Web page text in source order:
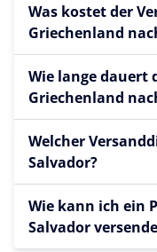
Was kostet der
Griechenland
Wie lange dauert
Griechenland
Welcher
Salvador?
Wie kann ich ein
Salvador